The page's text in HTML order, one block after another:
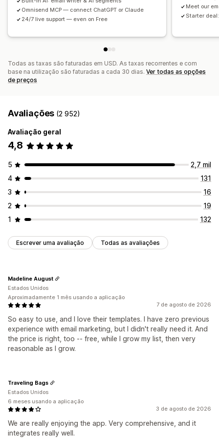
Lista de captura de e-mails Lista de captura de SMS
Acionadores e regras
Automatizações
Geolocalização Segmentação Etiquetagem Rastreio
Informações e dicas
Testes A/B API e webhooks
Omnisend MCP — connect ChatGPT or Claude
24/7 live support — even on Free
Meet our
Starter
Todas as taxas são faturadas em USD. As taxas recorrentes e com
base na utilização são faturadas a cada 30 dias. Ver todas as opções
de preços
Avaliações (2 952)
Avaliação geral
4,8
5
2,7 mil
4
131
3
16
2
19
1
132
Escrever uma avaliação Todas as avaliações
7 de agosto de 2026
So easy to use, and I love their templates. I have zero previous
experience with email marketing, but I didn't really need it. And
the price is right, too -- free, while I grow my list, then very
reasonable as I grow.
Madeline August
Estados Unidos
Aproximadamente 1 mês usando a aplicação
3 de agosto de 2026
We are really enjoying the app. Very comprehensive, and it
integrates really well.
Traveling Bags
Estados Unidos
6 meses usando a aplicação